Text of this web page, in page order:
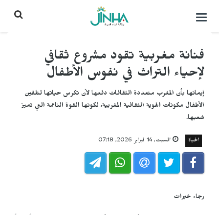
التحكم
فنانة مغربية تقود مشروع ثقافي
لإحياء التراث في نفوس الأطفال
إيمانها بأن المغرب متعددة الثقافات دفعها لأن تكرس حياتها لتلقين
الأطفال مكونات الهوية الثقافية المغربية، لكونها القوة الناعمة التي تميز
شعبها.
الحياة السبت, 14 فبراير 2026, 07:18
رجاء خيرات